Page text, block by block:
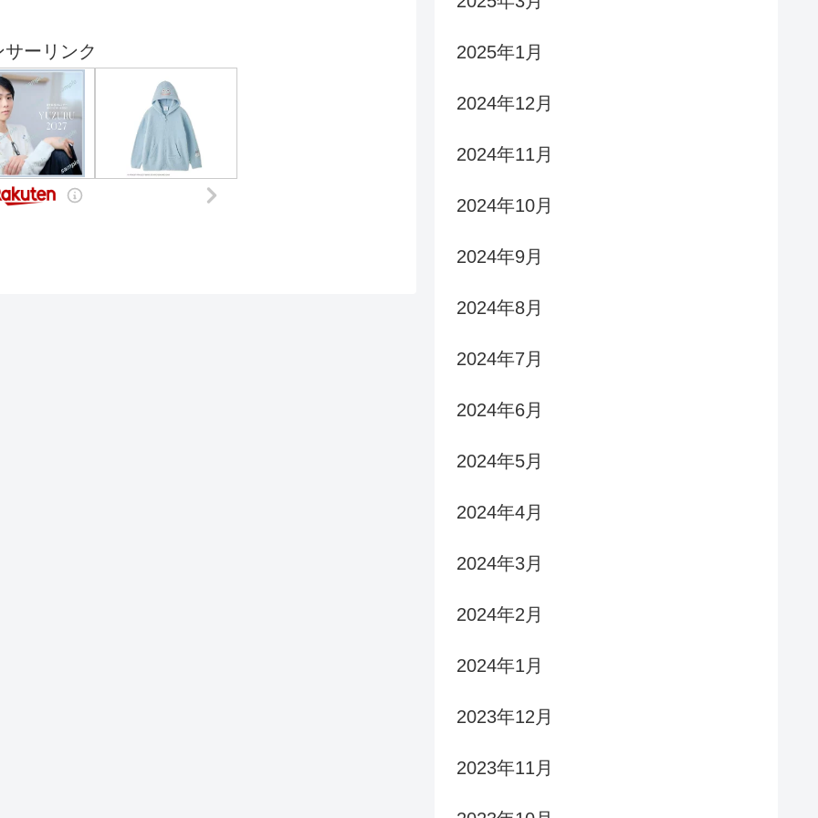
サーリンク 2025年1月
2024年12月
2024年11月
2024年10月
2024年9月
2024年8月
2024年7月
2024年6月
2024年5月
2024年4月
2024年3月
2024年2月
2024年1月
2023年12月
2023年11月